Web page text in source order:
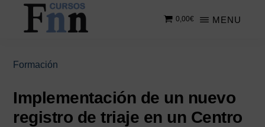
Saltar
contenido
Saltar
lateral
MENU
0,00€
Formación
Implementación de un nuevo
registro de triaje en un Centro